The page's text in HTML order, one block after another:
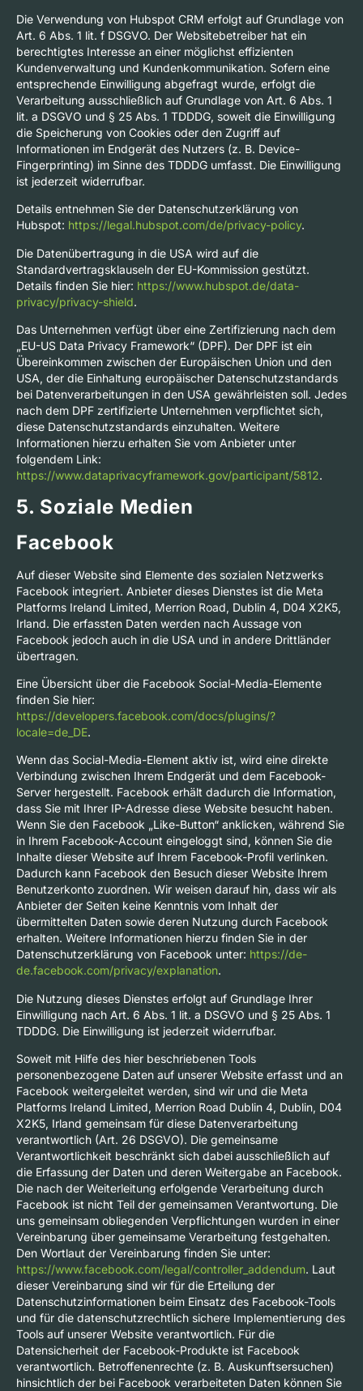
Die Verwendung von Hubspot CRM erfolgt auf Grundlage von
Art. 6 Abs. 1 lit. f DSGVO. Der Websitebetreiber hat ein
berechtigtes Interesse an einer möglichst effizienten
Kundenverwaltung und Kundenkommunikation. Sofern eine
entsprechende Einwilligung abgefragt wurde, erfolgt die
Verarbeitung ausschließlich auf Grundlage von Art. 6 Abs. 1
lit. a DSGVO und § 25 Abs. 1 TDDDG, soweit die Einwilligung
die Speicherung von Cookies oder den Zugriff auf
Informationen im Endgerät des Nutzers (z. B. Device-
Fingerprinting) im Sinne des TDDDG umfasst. Die Einwilligung
ist jederzeit widerrufbar.
Details entnehmen Sie der Datenschutzerklärung von
Hubspot: https://legal.hubspot.com/de/privacy-policy.
Die Datenübertragung in die USA wird auf die
Standardvertragsklauseln der EU-Kommission gestützt.
Details finden Sie hier: https://www.hubspot.de/data-
privacy/privacy-shield.
Das Unternehmen verfügt über eine Zertifizierung nach dem
„EU-US Data Privacy Framework“ (DPF). Der DPF ist ein
Übereinkommen zwischen der Europäischen Union und den
USA, der die Einhaltung europäischer Datenschutzstandards
bei Datenverarbeitungen in den USA gewährleisten soll. Jedes
nach dem DPF zertifizierte Unternehmen verpflichtet sich,
diese Datenschutzstandards einzuhalten. Weitere
Informationen hierzu erhalten Sie vom Anbieter unter
folgendem Link:
https://www.dataprivacyframework.gov/participant/5812.
5. Soziale Medien
Facebook
Auf dieser Website sind Elemente des sozialen Netzwerks
Facebook integriert. Anbieter dieses Dienstes ist die Meta
Platforms Ireland Limited, Merrion Road, Dublin 4, D04 X2K5,
Irland. Die erfassten Daten werden nach Aussage von
Facebook jedoch auch in die USA und in andere Drittländer
übertragen.
Eine Übersicht über die Facebook Social-Media-Elemente
finden Sie hier:
https://developers.facebook.com/docs/plugins/?
locale=de_DE.
Wenn das Social-Media-Element aktiv ist, wird eine direkte
Verbindung zwischen Ihrem Endgerät und dem Facebook-
Server hergestellt. Facebook erhält dadurch die Information,
dass Sie mit Ihrer IP-Adresse diese Website besucht haben.
Wenn Sie den Facebook „Like-Button“ anklicken, während Sie
in Ihrem Facebook-Account eingeloggt sind, können Sie die
Inhalte dieser Website auf Ihrem Facebook-Profil verlinken.
Dadurch kann Facebook den Besuch dieser Website Ihrem
Benutzerkonto zuordnen. Wir weisen darauf hin, dass wir als
Anbieter der Seiten keine Kenntnis vom Inhalt der
übermittelten Daten sowie deren Nutzung durch Facebook
erhalten. Weitere Informationen hierzu finden Sie in der
Datenschutzerklärung von Facebook unter: https://de-
de.facebook.com/privacy/explanation.
Die Nutzung dieses Dienstes erfolgt auf Grundlage Ihrer
Einwilligung nach Art. 6 Abs. 1 lit. a DSGVO und § 25 Abs. 1
TDDDG. Die Einwilligung ist jederzeit widerrufbar.
Soweit mit Hilfe des hier beschriebenen Tools
personenbezogene Daten auf unserer Website erfasst und an
Facebook weitergeleitet werden, sind wir und die Meta
Platforms Ireland Limited, Merrion Road Dublin 4, Dublin, D04
X2K5, Irland gemeinsam für diese Datenverarbeitung
verantwortlich (Art. 26 DSGVO). Die gemeinsame
Verantwortlichkeit beschränkt sich dabei ausschließlich auf
die Erfassung der Daten und deren Weitergabe an Facebook.
Die nach der Weiterleitung erfolgende Verarbeitung durch
Facebook ist nicht Teil der gemeinsamen Verantwortung. Die
uns gemeinsam obliegenden Verpflichtungen wurden in einer
Vereinbarung über gemeinsame Verarbeitung festgehalten.
Den Wortlaut der Vereinbarung finden Sie unter:
https://www.facebook.com/legal/controller_addendum. Laut
dieser Vereinbarung sind wir für die Erteilung der
Datenschutzinformationen beim Einsatz des Facebook-Tools
und für die datenschutzrechtlich sichere Implementierung des
Tools auf unserer Website verantwortlich. Für die
Datensicherheit der Facebook-Produkte ist Facebook
verantwortlich. Betroffenenrechte (z. B. Auskunftsersuchen)
hinsichtlich der bei Facebook verarbeiteten Daten können Sie